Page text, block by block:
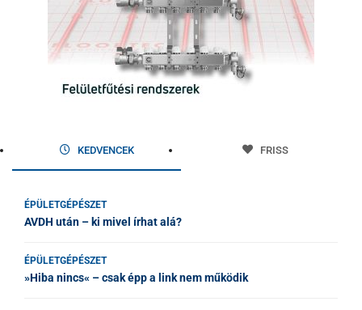
KEDVENCEK FRISS
ÉPÜLETGÉPÉSZET
AVDH után – ki mivel írhat alá?
ÉPÜLETGÉPÉSZET
»Hiba nincs« – csak épp a link nem működik